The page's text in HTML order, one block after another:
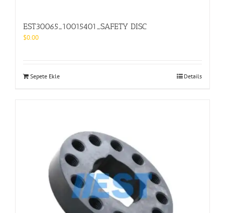
EST30065_10015401_SAFETY DISC
$0.00
Sepete Ekle Details